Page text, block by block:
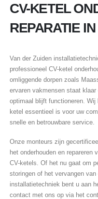
CV-KETEL
REPARATIE
Van der Zuiden
professioneel CV-ketel
omliggende dorpen zoals
ervaren vakmensen staat
optimaal blijft functioneren. Wij
ketel essentieel is voor uw
snelle en betrouwbare service.
Onze monteurs zijn
het onderhouden en repareren
CV-ketels. Of het nu gaat om
storingen of het vervangen
installatietechniek bent u aan
contact met ons op via het